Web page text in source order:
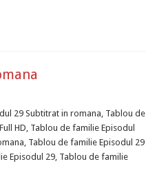
29 Subtitrat in romana, Tablou de
HD, Tablou de familie Episodul
Tablou de familie Episodul 29
Episodul 29, Tablou de familie